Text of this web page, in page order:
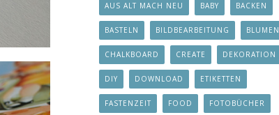
AUS ALT MACH NEU BABY BACKEN
BASTELN BILDBEARBEITUNG BLUMEN
CHALKBOARD CREATE DEKORATION
DIY DOWNLOAD ETIKETTEN
FASTENZEIT FOOD FOTOBÜCHER